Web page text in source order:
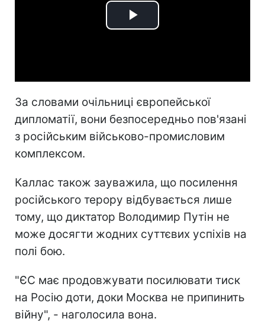
Play
За словами очільниці європейської
дипломатії, вони безпосередньо пов'язані
з російським військово-промисловим
комплексом.
Каллас також зауважила, що посилення
російського терору відбувається лише
тому, що диктатор Володимир Путін не
може досягти жодних суттєвих успіхів на
полі бою.
"ЄС має продовжувати посилювати тиск
на Росію доти, доки Москва не припинить
війну", - наголосила вона.